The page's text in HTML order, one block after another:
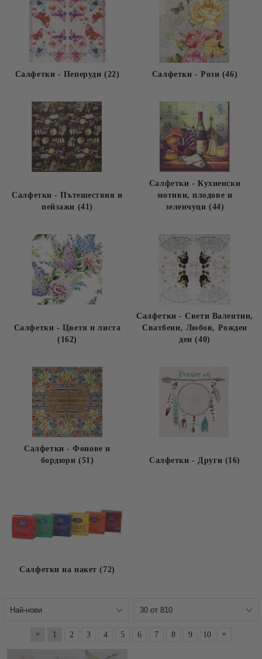
Салфетки - Пеперуди (22) Салфетки - Рози (46)
Салфетки - Пътешествия и
пейзажи (41)
Салфетки - Кухненски
мотиви, плодове и
зеленчуци (44)
Салфетки - Цветя и листа
(162)
Салфетки - Свети Валентин,
Сватбени, Любов, Рожден
ден (40)
Салфетки - Фонове и
бордюри (51)
Салфетки - Други (16)
Салфетки на пакет (72)
« 1 2 3 4 5 6 7 8 9 10 »